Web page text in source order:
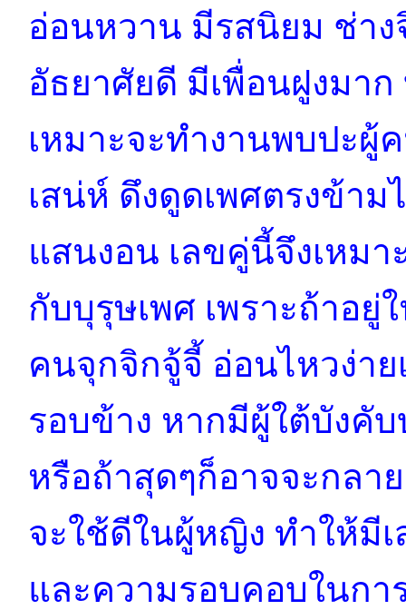
อ่อนหวาน มีรสนิยม ช่า
อัธยาศัยดี มีเพื่อนฝูงมา
เหมาะจะทำงานพบปะผู้
เสน่ห์ ดึงดูดเพศตรงข้าม
แสนงอน เลขคู่นี้จึงเหม
กับบุรุษเพศ เพราะถ้าอยู่
คนจุกจิกจู้จี้ อ่อนไหวง่า
รอบข้าง หากมีผู้ใต้บังคั
หรือถ้าสุดๆก็อาจจะกลา
จะใช้ดีในผู้หญิง ทำให้มี
และความรอบคอบในก